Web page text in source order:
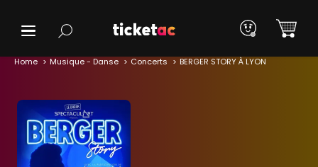
Home Musique - Danse Concerts BERGER STORY À LYON